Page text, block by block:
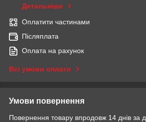
Детальніше
Оплатити частинами
Післяплата
Оплата на рахунок
Всі умови оплати
Умови повернення
Повернення товару впродовж 14 днів за